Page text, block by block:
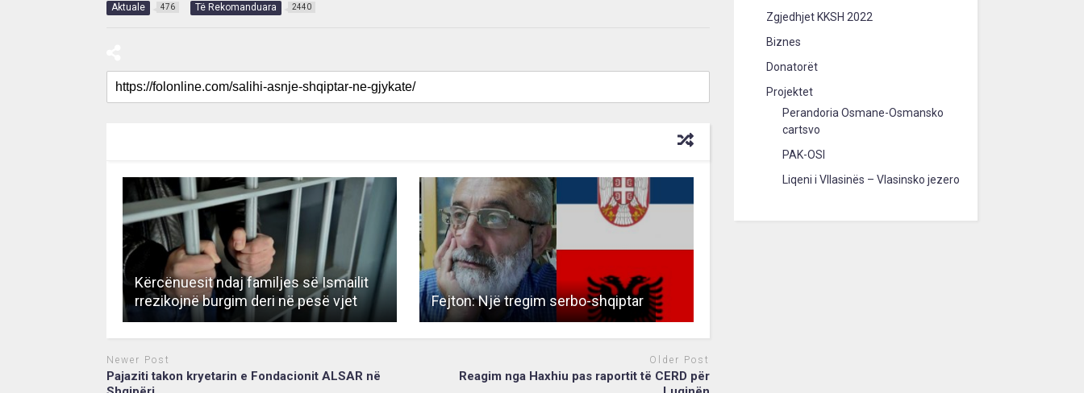
Aktuale 476 Të Rekomanduara 2440
Kërcënuesit ndaj familjes së Ismailit
rrezikojnë burgim deri në pesë vjet
Fejton: Një tregim serbo-shqiptar
Newer Post
Pajaziti takon kryetarin e Fondacionit ALSAR në
Older Post
Reagim nga Haxhiu pas raportit të CERD për
Zgjedhjet KKSH 2022
Biznes
Donatorët
Projektet
Perandoria Osmane-Osmansko
cartsvo
PAK-OSI
Liqeni i Vllasinës – Vlasinsko jezero